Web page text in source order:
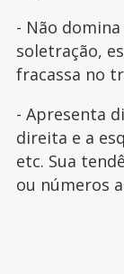
- Não
soletração,
fracassa no
- Apresenta
direita e a
etc. Sua
ou números